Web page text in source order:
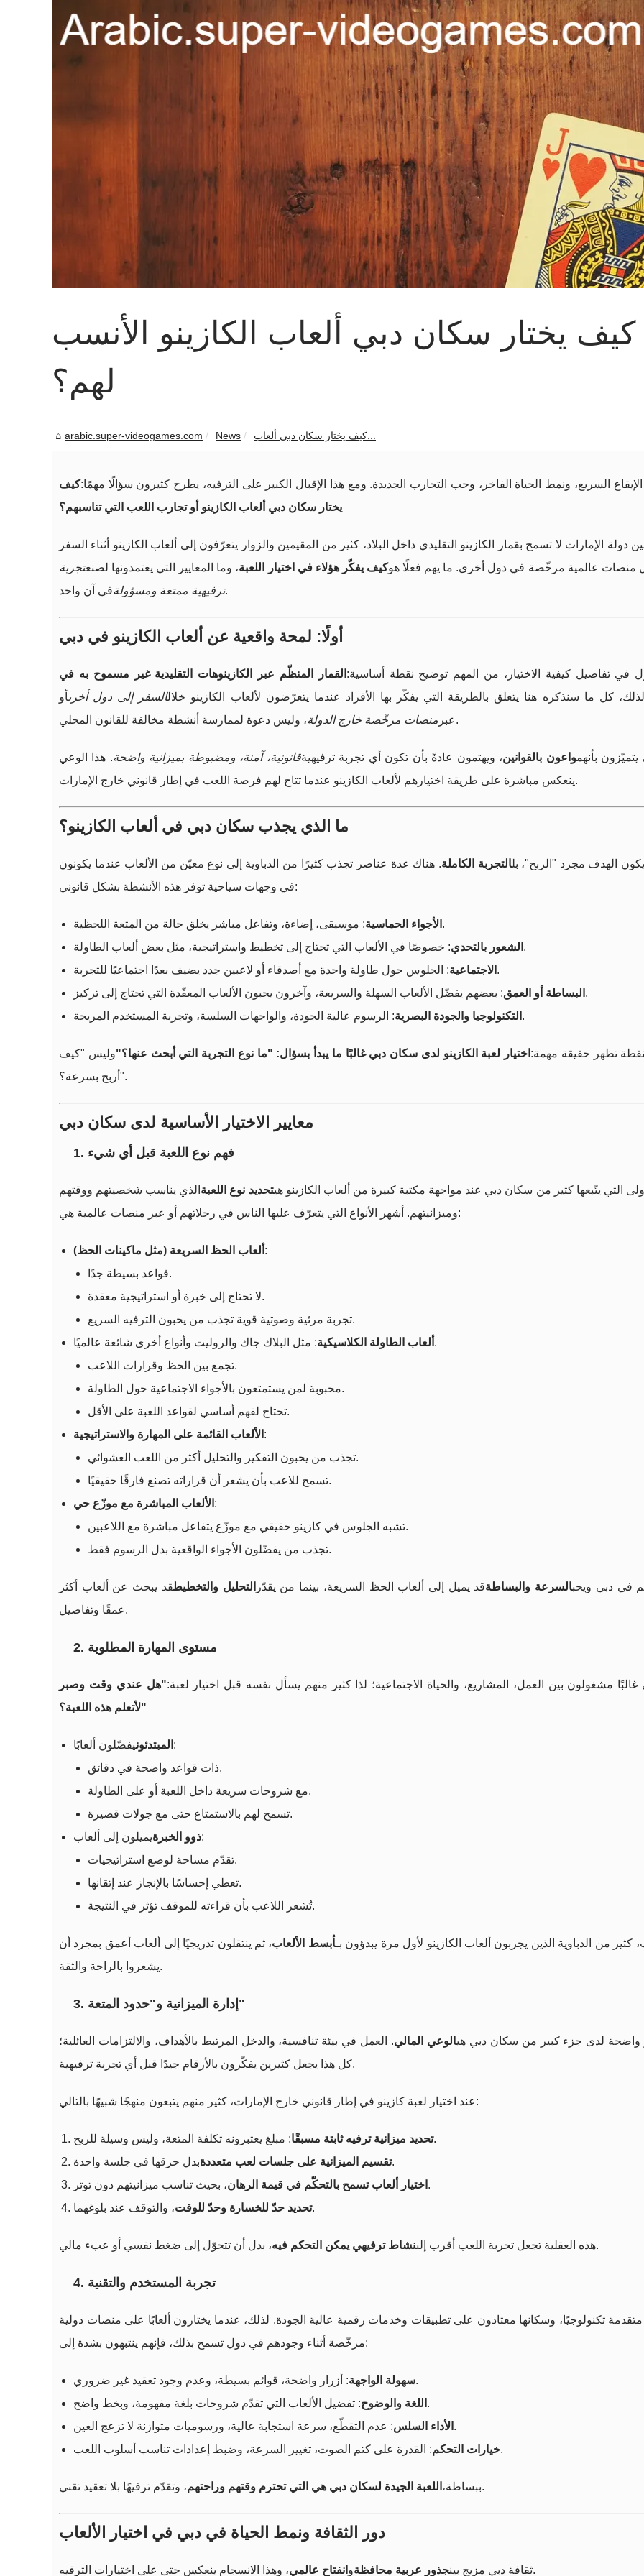
كيف يختار سكان دبي ألعاب الكازينو الأنسب
لهم؟
arabic.super-videogames.com News
السريع، ونمط الحياة الفاخر، وحب التجارب الجديدة. ومع هذا الإقبال الكبير على الترفيه، يطرح كثيرون سؤالًا مهمًا:كيف
يختار سكان دبي ألعاب الكازينو أو تجارب اللعب التي تناسبهم؟
دولة الإمارات لا تسمح بقمار الكازينو التقليدي داخل البلاد، كثير من المقيمين والزوار يتعرّفون إلى ألعاب الكازينو أثناء السفر
منصات عالمية مرخّصة في دول أخرى. ما يهم فعلًا هوكيف يفكّر هؤلاء في اختيار اللعبة، وما المعايير التي يعتمدونها لصنعتجربة
ترفيهية ممتعة ومسؤولةفي آن واحد.
أولًا: لمحة واقعية عن ألعاب الكازينو في دبي
في تفاصيل كيفية الاختيار، من المهم توضيح نقطة أساسية: القمار المنظّم عبر الكازينوهات التقليدية غير مسموح به في
كل ما سنذكره هنا يتعلق بالطريقة التي يفكّر بها الأفراد عندما يتعرّضون لألعاب الكازينو خلالالسفر إلى دول أخرىأو
عبر منصات مرخّصة خارج الدولة ، وليس دعوة لممارسة أنشطة مخالفة للقانون المحلي.
بأنهمواعون بالقوانين، ويهتمون عادةً بأن تكون أي تجربة ترفيهيةقانونية، آمنة، ومضبوطة بميزانية واضحة. هذا الوعي
ينعكس مباشرة على طريقة اختيارهم لألعاب الكازينو عندما تتاح لهم فرصة اللعب في إطار قانوني خارج الإمارات.
ما الذي يجذب سكان دبي في ألعاب الكازينو؟
يكون الهدف مجرد "الربح"، بلالتجربة الكاملة. هناك عدة عناصر تجذب كثيرًا من الدباوية إلى نوع معيّن من الألعاب عندما يكونون
في وجهات سياحية توفر هذه الأنشطة بشكل قانوني:
الأجواء الحماسية : موسيقى، إضاءة، وتفاعل مباشر يخلق حالة من المتعة اللحظية.
الشعور بالتحدي : خصوصًا في الألعاب التي تحتاج إلى تخطيط واستراتيجية، مثل بعض ألعاب الطاولة.
الاجتماعية : الجلوس حول طاولة واحدة مع أصدقاء أو لاعبين جدد يضيف بعدًا اجتماعيًا للتجربة.
البساطة أو العمق : بعضهم يفضّل الألعاب السهلة والسريعة، وآخرون يحبون الألعاب المعقّدة التي تحتاج إلى تركيز.
التكنولوجيا والجودة البصرية : الرسوم عالية الجودة، والواجهات السلسة، وتجربة المستخدم المريحة.
تظهر حقيقة مهمة: اختيار لعبة الكازينو لدى سكان دبي غالبًا ما يبدأ بسؤال: "ما نوع التجربة التي أبحث عنها؟"وليس "كيف
أربح بسرعة؟".
معايير الاختيار الأساسية لدى سكان دبي
1. فهم نوع اللعبة قبل أي شيء
التي يتّبعها كثير من سكان دبي عند مواجهة مكتبة كبيرة من ألعاب الكازينو هيتحديد نوع اللعبة الذي يناسب شخصيتهم ووقتهم
وميزانيتهم. أشهر الأنواع التي يتعرّف عليها الناس في رحلاتهم أو عبر منصات عالمية هي:
ألعاب الحظ السريعة (مثل ماكينات الحظ) :
قواعد بسيطة جدًا.
لا تحتاج إلى خبرة أو استراتيجية معقدة.
تجربة مرئية وصوتية قوية تجذب من يحبون الترفيه السريع.
ألعاب الطاولة الكلاسيكية : مثل البلاك جاك والروليت وأنواع أخرى شائعة عالميًا.
تجمع بين الحظ وقرارات اللاعب.
محبوبة لمن يستمتعون بالأجواء الاجتماعية حول الطاولة.
تحتاج لفهم أساسي لقواعد اللعبة على الأقل.
الألعاب القائمة على المهارة والاستراتيجية :
تجذب من يحبون التفكير والتحليل أكثر من اللعب العشوائي.
تسمح للاعب بأن يشعر أن قراراته تصنع فارقًا حقيقيًا.
الألعاب المباشرة مع موزّع حي :
تشبه الجلوس في كازينو حقيقي مع موزّع يتفاعل مباشرة مع اللاعبين.
تجذب من يفضّلون الأجواء الواقعية بدل الرسوم فقط.
في دبي ويحبالسرعة والبساطةقد يميل إلى ألعاب الحظ السريعة، بينما من يقدّر التحليل والتخطيطقد يبحث عن ألعاب أكثر
عمقًا وتفاصيل.
2. مستوى المهارة المطلوبة
مشغولون بين العمل، المشاريع، والحياة الاجتماعية؛ لذا كثير منهم يسأل نفسه قبل اختيار لعبة:"هل عندي وقت وصبر
لأتعلم هذه اللعبة؟"
المبتدئون يفضّلون ألعابًا:
ذات قواعد واضحة في دقائق.
مع شروحات سريعة داخل اللعبة أو على الطاولة.
تسمح لهم بالاستمتاع حتى مع جولات قصيرة.
ذوو الخبرةيميلون إلى ألعاب:
تقدّم مساحة لوضع استراتيجيات.
تعطي إحساسًا بالإنجاز عند إتقانها.
تُشعر اللاعب بأن قراءته للموقف تؤثر في النتيجة.
كثير من الدباوية الذين يجربون ألعاب الكازينو لأول مرة يبدؤون بـأبسط الألعاب، ثم ينتقلون تدريجيًا إلى ألعاب أعمق بمجرد أن
يشعروا بالراحة والثقة.
3. إدارة الميزانية و"حدود المتعة"
واضحة لدى جزء كبير من سكان دبي هيالوعي المالي. العمل في بيئة تنافسية، والدخل المرتبط بالأهداف، والالتزامات العائلية؛
كل هذا يجعل كثيرين يفكّرون بالأرقام جيدًا قبل أي تجربة ترفيهية.
عند اختيار لعبة كازينو في إطار قانوني خارج الإمارات، كثير منهم يتبعون منهجًا شبيهًا بالتالي:
تحديد ميزانية ترفيه ثابتة مسبقًا: مبلغ يعتبرونه تكلفة المتعة، وليس وسيلة للربح.
تقسيم الميزانية على جلسات لعب متعددةبدل حرقها في جلسة واحدة.
اختيار ألعاب تسمح بالتحكّم في قيمة الرهان ، بحيث تناسب ميزانيتهم دون توتر.
تحديد حدّ للخسارة وحدّ للوقت، والتوقف عند بلوغهما.
هذه العقلية تجعل تجربة اللعب أقرب إلىنشاط ترفيهي يمكن التحكم فيه ، بدل أن تتحوّل إلى ضغط نفسي أو عبء مالي.
4. تجربة المستخدم والتقنية
تكنولوجيًا، وسكانها معتادون على تطبيقات وخدمات رقمية عالية الجودة. لذلك، عندما يختارون ألعابًا على منصات دولية
مرخّصة أثناء وجودهم في دول تسمح بذلك، فإنهم ينتبهون بشدة إلى:
سهولة الواجهة: أزرار واضحة، قوائم بسيطة، وعدم وجود تعقيد غير ضروري.
اللغة والوضوح : تفضيل الألعاب التي تقدّم شروحات بلغة مفهومة، وبخط واضح.
الأداء السلس : عدم التقطّع، سرعة استجابة عالية، ورسوميات متوازنة لا تزعج العين.
خيارات التحكم: القدرة على كتم الصوت، تغيير السرعة، وضبط إعدادات تناسب أسلوب اللعب.
ببساطة، اللعبة الجيدة لسكان دبي هي التي تحترم وقتهم وراحتهم ، وتقدّم ترفيهًا بلا تعقيد تقني.
دور الثقافة ونمط الحياة في دبي في اختيار الألعاب
ثقافة دبي مزيج بينجذور عربية محافظةو انفتاح عالمي ، وهذا الانسجام ينعكس حتى على اختيارات الترفيه.